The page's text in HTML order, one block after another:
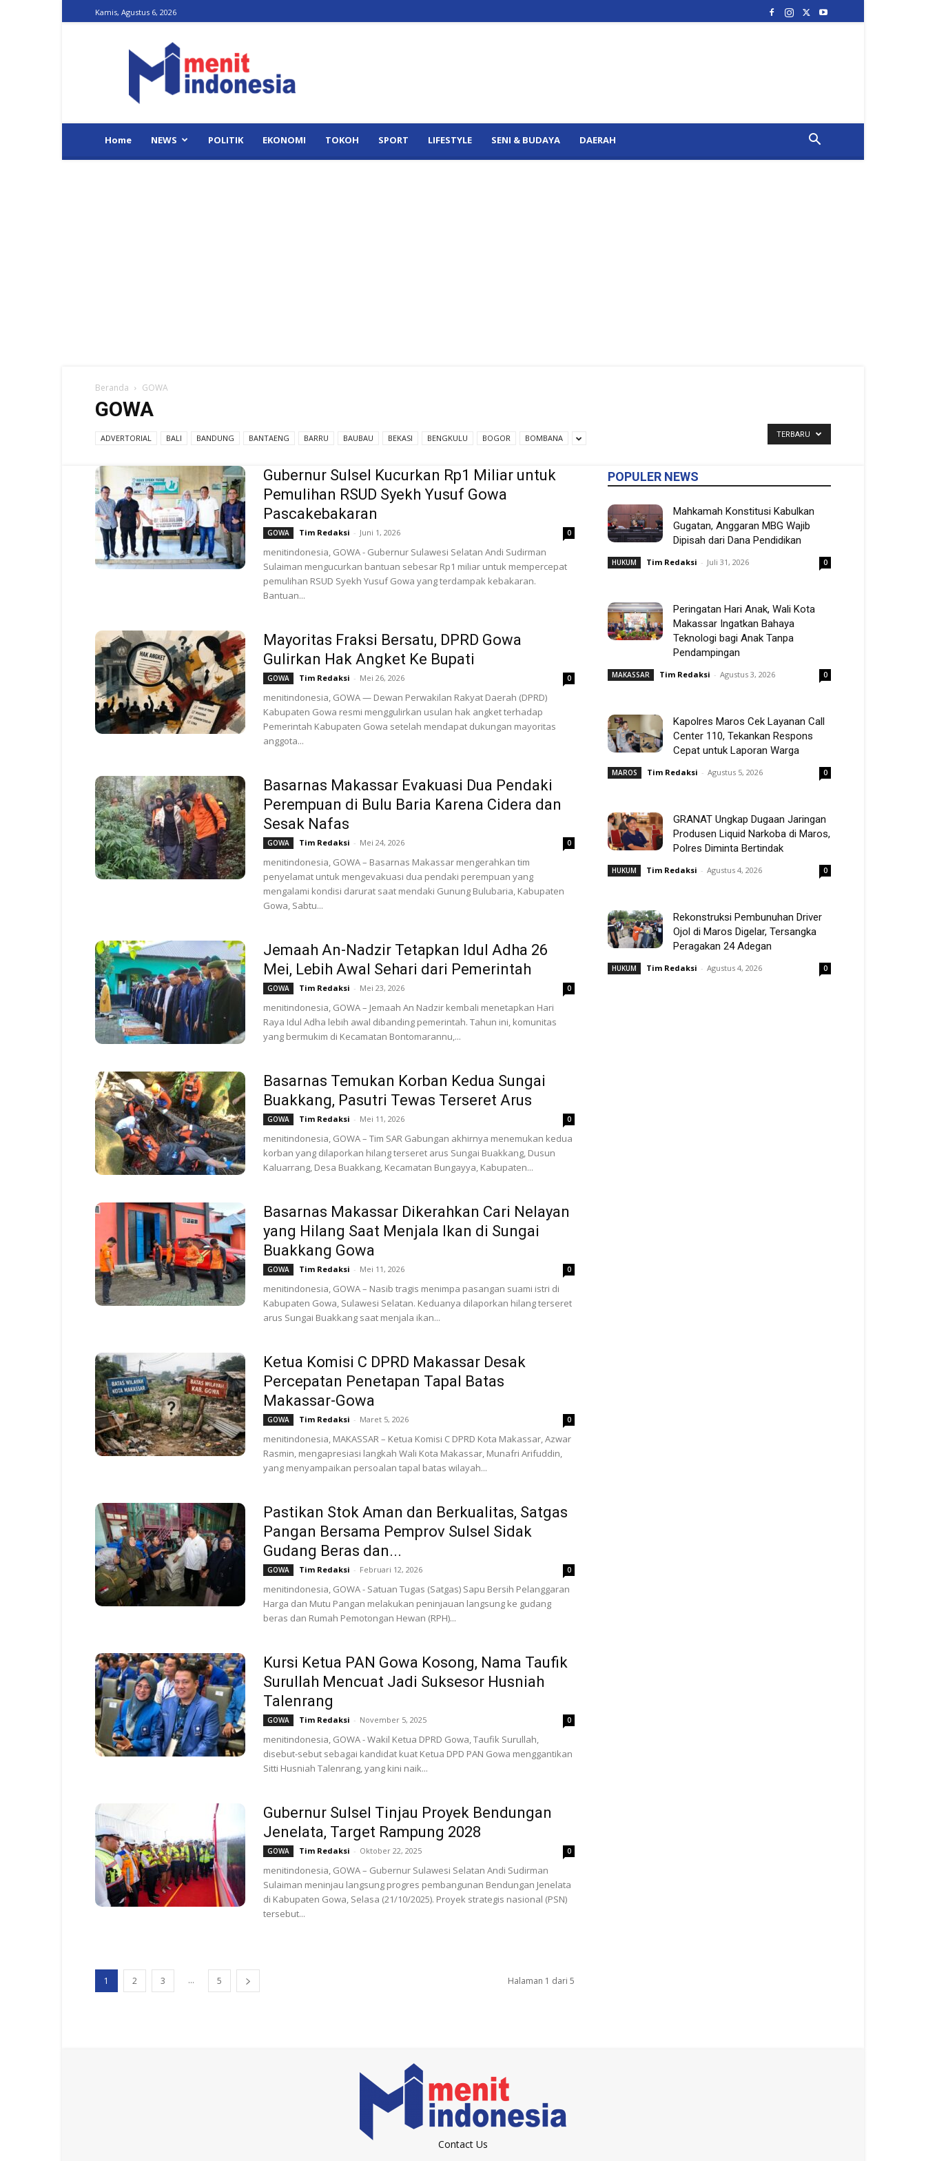
Kamis, Agustus 6, 2026
Indonesia
Home NEWS POLITIK EKONOMI TOKOH SPORT LIFESTYLE SENI & BUDAYA DAERAH
Beranda GOWA
GOWA
ADVERTORIAL BALI BANDUNG BANTAENG BARRU BAUBAU BEKASI BENGKULU BOGOR BOMBANA TERBARU
Gubernur Sulsel Kucurkan Rp1 Miliar untuk
Pemulihan RSUD Syekh Yusuf Gowa
Pascakebakaran
GOWA Tim Redaksi - Juni 1, 2026 0
menitindonesia, GOWA - Gubernur Sulawesi Selatan Andi Sudirman
Sulaiman mengucurkan bantuan sebesar Rp1 miliar untuk mempercepat
pemulihan RSUD Syekh Yusuf Gowa yang terdampak kebakaran.
Bantuan...
Mayoritas Fraksi Bersatu, DPRD Gowa
Gulirkan Hak Angket Ke Bupati
GOWA Tim Redaksi - Mei 26, 2026 0
menitindonesia, GOWA — Dewan Perwakilan Rakyat Daerah (DPRD)
Kabupaten Gowa resmi menggulirkan usulan hak angket terhadap
Pemerintah Kabupaten Gowa setelah mendapat dukungan mayoritas
anggota...
Basarnas Makassar Evakuasi Dua Pendaki
Perempuan di Bulu Baria Karena Cidera dan
Sesak Nafas
GOWA Tim Redaksi - Mei 24, 2026 0
menitindonesia, GOWA – Basarnas Makassar mengerahkan tim
penyelamat untuk mengevakuasi dua pendaki perempuan yang
mengalami kondisi darurat saat mendaki Gunung Bulubaria, Kabupaten
Gowa, Sabtu...
Jemaah An-Nadzir Tetapkan Idul Adha 26
Mei, Lebih Awal Sehari dari Pemerintah
GOWA Tim Redaksi - Mei 23, 2026 0
menitindonesia, GOWA – Jemaah An Nadzir kembali menetapkan Hari
Raya Idul Adha lebih awal dibanding pemerintah. Tahun ini, komunitas
yang bermukim di Kecamatan Bontomarannu,...
Basarnas Temukan Korban Kedua Sungai
Buakkang, Pasutri Tewas Terseret Arus
GOWA Tim Redaksi - Mei 11, 2026 0
menitindonesia, GOWA – Tim SAR Gabungan akhirnya menemukan kedua
korban yang dilaporkan hilang terseret arus Sungai Buakkang, Dusun
Kaluarrang, Desa Buakkang, Kecamatan Bungayya, Kabupaten...
Basarnas Makassar Dikerahkan Cari Nelayan
yang Hilang Saat Menjala Ikan di Sungai
Buakkang Gowa
GOWA Tim Redaksi - Mei 11, 2026 0
menitindonesia, GOWA – Nasib tragis menimpa pasangan suami istri di
Kabupaten Gowa, Sulawesi Selatan. Keduanya dilaporkan hilang terseret
arus Sungai Buakkang saat menjala ikan...
Ketua Komisi C DPRD Makassar Desak
Percepatan Penetapan Tapal Batas
Makassar-Gowa
GOWA Tim Redaksi - Maret 5, 2026 0
menitindonesia, MAKASSAR – Ketua Komisi C DPRD Kota Makassar, Azwar
Rasmin, mengapresiasi langkah Wali Kota Makassar, Munafri Arifuddin,
yang menyampaikan persoalan tapal batas wilayah...
Pastikan Stok Aman dan Berkualitas, Satgas
Pangan Bersama Pemprov Sulsel Sidak
Gudang Beras dan...
GOWA Tim Redaksi - Februari 12, 2026 0
menitindonesia, GOWA - Satuan Tugas (Satgas) Sapu Bersih Pelanggaran
Harga dan Mutu Pangan melakukan peninjauan langsung ke gudang
beras dan Rumah Pemotongan Hewan (RPH)...
Kursi Ketua PAN Gowa Kosong, Nama Taufik
Surullah Mencuat Jadi Suksesor Husniah
Talenrang
GOWA Tim Redaksi - November 5, 2025 0
menitindonesia, GOWA - Wakil Ketua DPRD Gowa, Taufik Surullah,
disebut-sebut sebagai kandidat kuat Ketua DPD PAN Gowa menggantikan
Sitti Husniah Talenrang, yang kini naik...
Gubernur Sulsel Tinjau Proyek Bendungan
Jenelata, Target Rampung 2028
GOWA Tim Redaksi - Oktober 22, 2025 0
menitindonesia, GOWA – Gubernur Sulawesi Selatan Andi Sudirman
Sulaiman meninjau langsung progres pembangunan Bendungan Jenelata
di Kabupaten Gowa, Selasa (21/10/2025). Proyek strategis nasional (PSN)
tersebut...
1 2 3 ... 5 Halaman 1 dari 5
POPULER NEWS
Mahkamah Konstitusi Kabulkan
Gugatan, Anggaran MBG Wajib
Dipisah dari Dana Pendidikan
HUKUM Tim Redaksi - Juli 31, 2026 0
Peringatan Hari Anak, Wali Kota
Makassar Ingatkan Bahaya
Teknologi bagi Anak Tanpa
Pendampingan
MAKASSAR Tim Redaksi - Agustus 3, 2026 0
Kapolres Maros Cek Layanan Call
Center 110, Tekankan Respons
Cepat untuk Laporan Warga
MAROS Tim Redaksi - Agustus 5, 2026 0
GRANAT Ungkap Dugaan Jaringan
Produsen Liquid Narkoba di Maros,
Polres Diminta Bertindak
HUKUM Tim Redaksi - Agustus 4, 2026 0
Rekonstruksi Pembunuhan Driver
Ojol di Maros Digelar, Tersangka
Peragakan 24 Adegan
HUKUM Tim Redaksi - Agustus 4, 2026 0
Contact Us